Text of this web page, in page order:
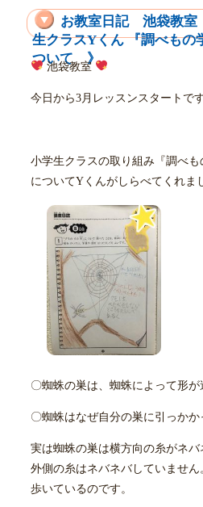
お教室日記 池袋教
生クラスYくん 『調べもの
ついて 》
池袋教室
今日から3月レッスンスタートで
小学生クラスの取り組み『調べも
についてYくんがしらべてくれま
〇蜘蛛の巣は、蜘蛛によって形が
〇蜘蛛はなぜ自分の巣に引っかか
実は蜘蛛の巣は横方向の糸がネ
外側の糸はネバネバしていませ
歩いているのです。